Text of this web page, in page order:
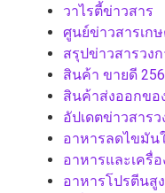
วาไรตี้ข่าวสาร
ศูนย์ข่าวสารเก
สรุปข่าวสารวง
สินค้า ขายดี
สินค้าส่งออกขอ
อัปเดตข่าวสารว
อาหารลดไขมัน
อาหารและเครื่
อาหารโปรตีนสู